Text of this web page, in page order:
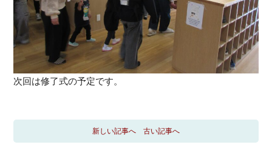
次回は修了式の予定です。
新しい記事へ 古い記事へ